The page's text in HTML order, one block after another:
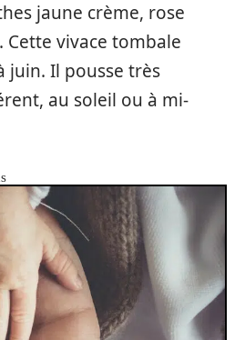
jaune crème, rose
vivace tombale
juin. Il pousse très
au soleil ou à mi-